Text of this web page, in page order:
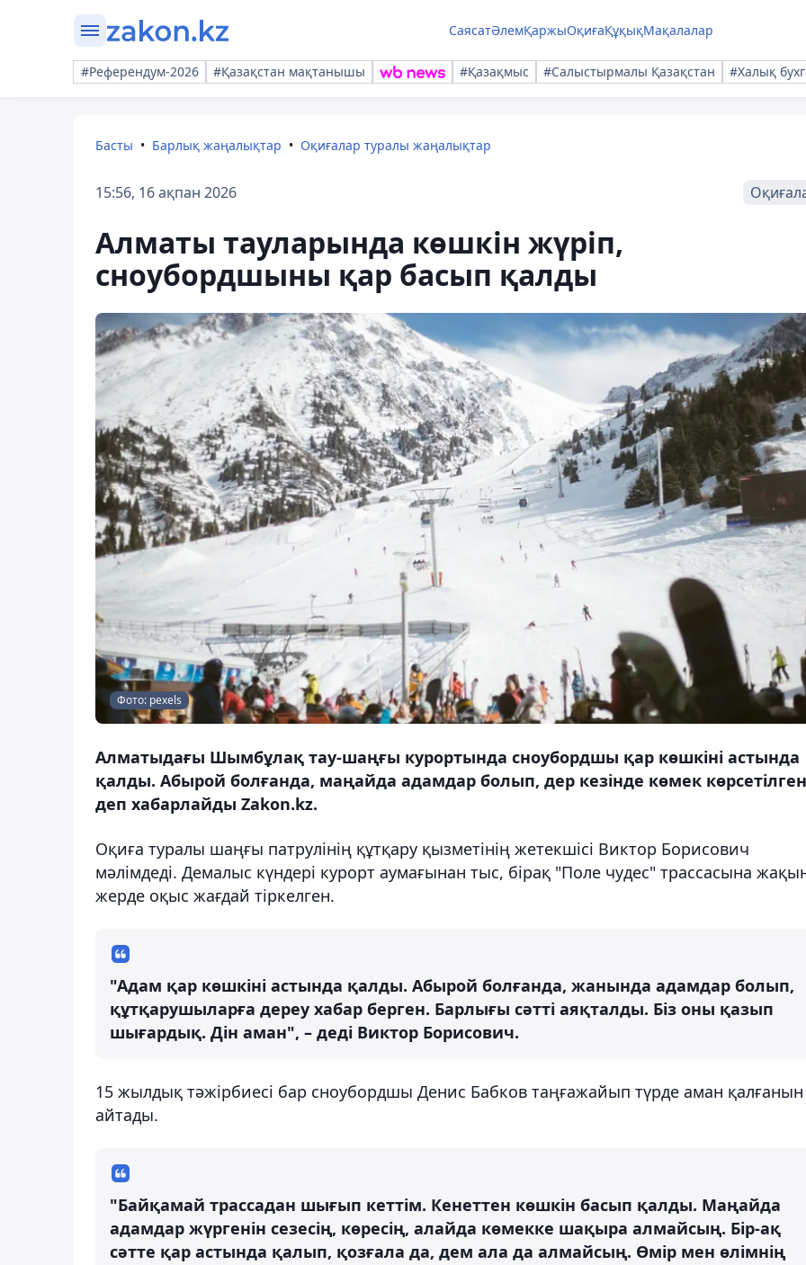
СаясатӘлемҚаржыОқиғаҚұқықМақалалар
#Референдум-2026 #Қазақстан мақтанышы #Қазақмыс #Салыстырмалы Қазақстан #Халық
Басты Барлық жаңалықтар Оқиғалар туралы жаңалықтар
15:56, 16 ақпан 2026
Алматы тауларында көшкін жүріп,
сноубордшыны қар басып қалды
Фото: pexels
Алматыдағы Шымбұлақ тау-шаңғы курортында сноубордшы қар көшкіні астында
қалды. Абырой болғанда, маңайда адамдар болып, дер кезінде көмек
деп хабарлайды Zakon.kz.
Оқиға туралы шаңғы патрулінің құтқару қызметінің жетекшісі Виктор Борисович
мәлімдеді. Демалыс күндері курорт аумағынан тыс, бірақ "Поле чудес" трассасына
жерде оқыс жағдай тіркелген.
"Адам қар көшкіні астында қалды. Абырой болғанда, жанында адамдар болып,
құтқарушыларға дереу хабар берген. Барлығы сәтті аяқталды. Біз оны қазып
шығардық. Дін аман", – деді Виктор Борисович.
15 жылдық тәжірбиесі бар сноубордшы Денис Бабков таңғажайып түрде аман қалғанын
айтады.
"Байқамай трассадан шығып кеттім. Кенеттен көшкін басып қалды. Маңайда
адамдар жүргенін сезесің, көресің, алайда көмекке шақыра алмайсың. Бір-ақ
сәтте қар астында қалып, қозғала да, дем ала да алмайсың. Өмір мен өлімнің